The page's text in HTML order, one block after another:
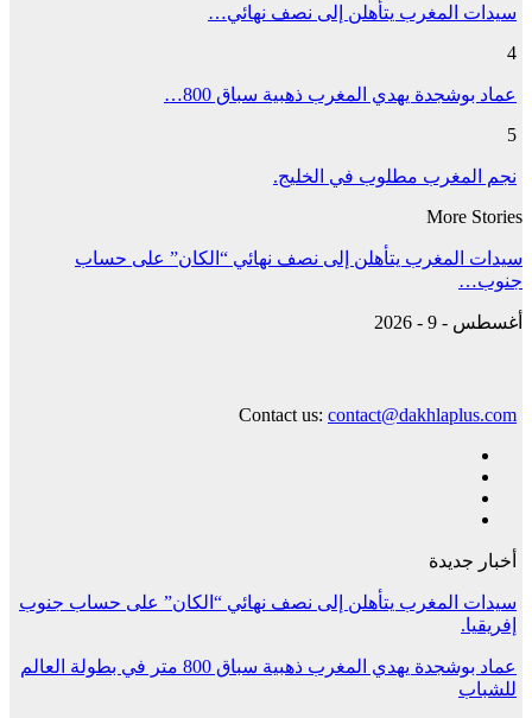
سيدات المغرب يتأهلن إلى نصف نهائي…
4
عماد بوشجدة يهدي المغرب ذهبية سباق 800…
5
نجم المغرب مطلوب في الخليج.
More Stories
سيدات المغرب يتأهلن إلى نصف نهائي “الكان” على حساب
جنوب…
أغسطس - 9 - 2026
Contact us: contact@dakhlaplus.com
أخبار جديدة
سيدات المغرب يتأهلن إلى نصف نهائي “الكان” على حساب جنوب
إفريقيا.
عماد بوشجدة يهدي المغرب ذهبية سباق 800 متر في بطولة العالم
للشباب